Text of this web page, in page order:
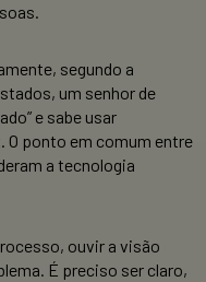
segundo a
um senhor de
e sabe usar
ponto em comum entre
a tecnologia
ouvir a visão
É preciso ser claro,